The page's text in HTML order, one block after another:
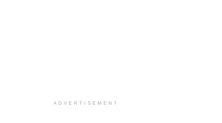
ADVERTISEMENT